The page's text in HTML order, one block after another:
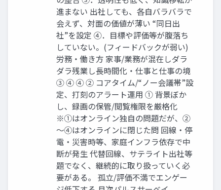
進まない 出社しても、各自バラバラで
会えず、対面の価値が薄い “同日出
社”を設定 ④．目標や評価等が腹落ち
していない。(フィードバックが弱い)
労務・働き方 家事/業務が混在しダラ
ダラ残業し長時間化・仕事と仕事の境
③ ④ ④ ② コアタイム/“ノー会議帯”設
定、打刻のアラート運用 ① 背景ぼか
し、録画の保管/閲覧権限を厳格化
※①はオンライン独自の問題だが、②
～④はオンラインに閉じた問 回線・停
電・災害時等、家庭インフラ依存で中
断が発生 代替回線、サテライト出社等
題でなく、継続的に取り扱っていく必
要がある。 孤立/評価不満でエンゲー